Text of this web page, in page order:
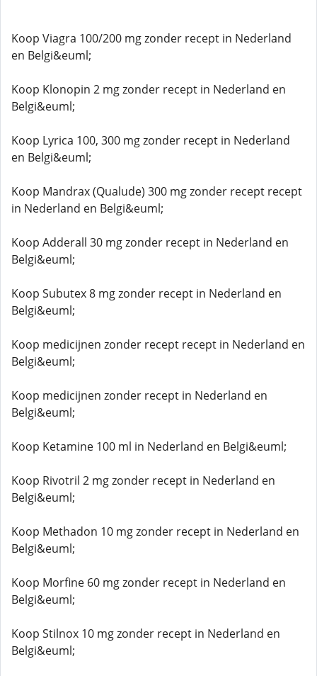
Koop Viagra 100/200 mg zonder recept in Nederland
en Belgi&euml;
Koop Klonopin 2 mg zonder recept in Nederland en
Belgi&euml;
Koop Lyrica 100, 300 mg zonder recept in Nederland
en Belgi&euml;
Koop Mandrax (Qualude) 300 mg zonder recept recept
in Nederland en Belgi&euml;
Koop Adderall 30 mg zonder recept in Nederland en
Belgi&euml;
Koop Subutex 8 mg zonder recept in Nederland en
Belgi&euml;
Koop medicijnen zonder recept recept in Nederland en
Belgi&euml;
Koop medicijnen zonder recept in Nederland en
Belgi&euml;
Koop Ketamine 100 ml in Nederland en Belgi&euml;
Koop Rivotril 2 mg zonder recept in Nederland en
Belgi&euml;
Koop Methadon 10 mg zonder recept in Nederland en
Belgi&euml;
Koop Morfine 60 mg zonder recept in Nederland en
Belgi&euml;
Koop Stilnox 10 mg zonder recept in Nederland en
Belgi&euml;